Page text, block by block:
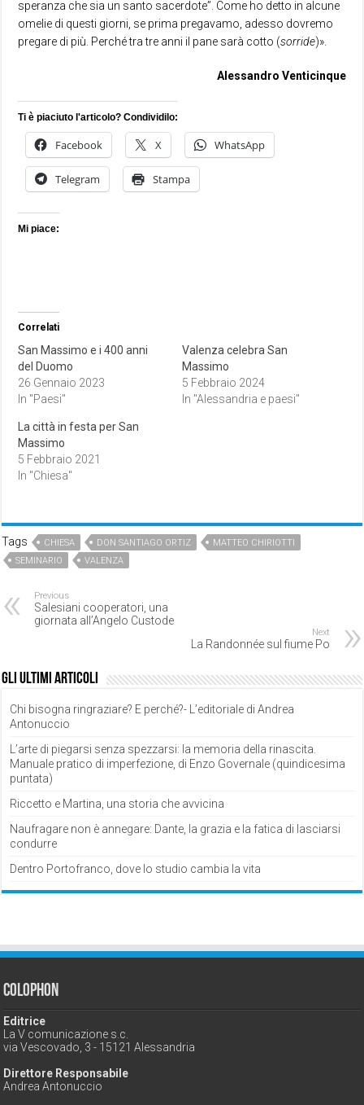
speranza che sia un santo sacerdote”. Come ho detto in alcune
omelie di questi giorni, se prima pregavamo, adesso dovremo
pregare di più. Perché tra tre anni il pane sarà cotto (sorride)».
Alessandro Venticinque
Ti è piaciuto l'articolo? Condividilo:
Facebook X WhatsApp
Telegram Stampa
Mi piace:
Correlati
San Massimo e i 400 anni
del Duomo
26 Gennaio 2023
In "Paesi"
Valenza celebra San
Massimo
5 Febbraio 2024
In "Alessandria e paesi"
La città in festa per San
Massimo
5 Febbraio 2021
In "Chiesa"
Tags CHIESA DON SANTIAGO ORTIZ
MATTEO CHIRIOTTI
SEMINARIO
VALENZA
Previous
Salesiani cooperatori, una
giornata all’Angelo Custode
Next
La Randonnée sul fiume Po
Gli ultimi articoli
Chi bisogna ringraziare? E perché?- L’editoriale di Andrea
Antonuccio
L’arte di piegarsi senza spezzarsi: la memoria della rinascita.
Manuale pratico di imperfezione, di Enzo Governale (quindicesima
puntata)
Riccetto e Martina, una storia che avvicina
Naufragare non è annegare: Dante, la grazia e la fatica di lasciarsi
condurre
Dentro Portofranco, dove lo studio cambia la vita
Colophon
Editrice
La V comunicazione s.c.
via Vescovado, 3 - 15121 Alessandria
Direttore Responsabile
Andrea Antonuccio